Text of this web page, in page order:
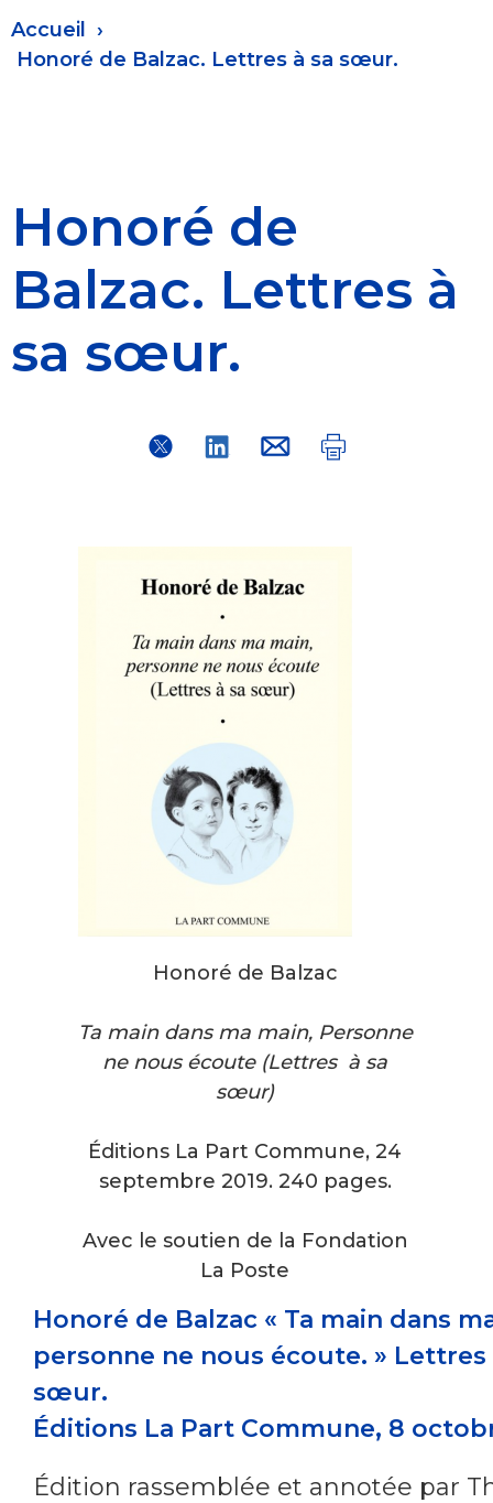
Fil
d'Ariane
Accueil
Honoré de Balzac. Lettres à sa sœur.
Honoré de
Balzac. Lettres à
sa sœur.
Honoré de Balzac « Ta main dans
personne ne nous écoute. » Lettres
sœur.
Éditions La Part Commune, 8
Édition rassemblée et annotée par
Honoré de Balzac
Ta main dans ma main, Personne
ne nous écoute (Lettres à sa
sœur)
Éditions La Part Commune, 24
septembre 2019. 240 pages.
Avec le soutien de la Fondation
La Poste